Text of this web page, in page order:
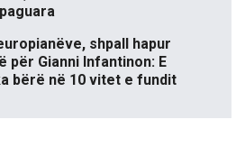
shpall hapur
për Gianni Infantinon: E
bërë në 10 vitet e fundit